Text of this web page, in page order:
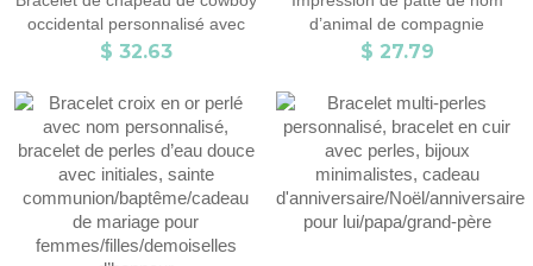
occidental personnalisé avec
pierre de naissance, bijoux en
sterling 925, cadeau
d'anniversaire/Noël/anniversaire
pour cowboy/cowgirl
$ 32.63
d’animal de compagnie
personnalisée avec bracelet
d’animal de compagnie en cuir
gravé, bijoux commémoratifs
pour animaux de compagnie,
cadeau pour
amoureux/propriétaire
d’animaux de compagnie
$ 27.79